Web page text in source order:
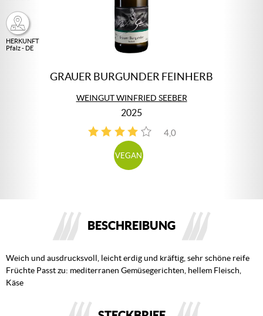
HERKUNFT
Pfalz - DE
GRAUER BURGUNDER FEINHERB
WEINGUT WINFRIED SEEBER
2025
4,0
3
VEGAN
BESCHREIBUNG
Weich und ausdrucksvoll, leicht erdig und kräftig, sehr schöne reife
Früchte Passt zu: mediterranen Gemüsegerichten, hellem Fleisch,
Käse